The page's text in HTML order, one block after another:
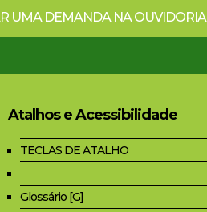
UMA DEMANDA NA OUVIDORIA
Atalhos e Acessibilidade
TECLAS DE ATALHO
Glossário [G]